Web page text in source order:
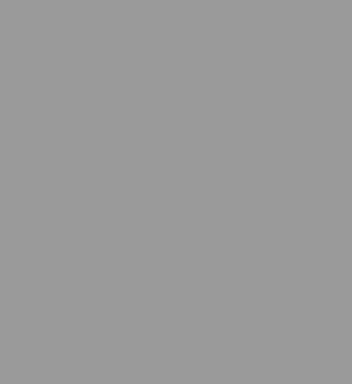
в защитных расцветках
аналога второго слоя